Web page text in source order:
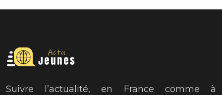
Suivre l’actualité, en France comme à